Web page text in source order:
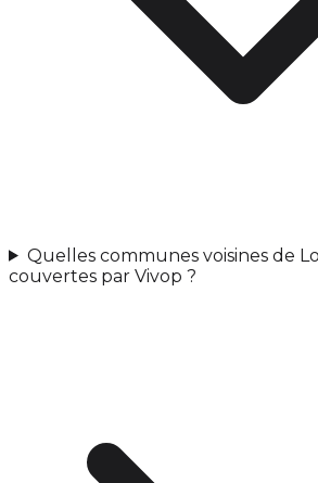
Quelles communes voisines de
couvertes par Vivop ?